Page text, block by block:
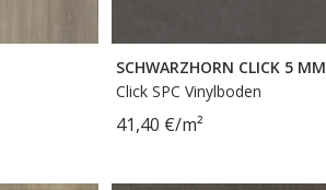
SCHWARZHORN CLICK 5 MM
Click SPC Vinylboden
41,40 €/m²